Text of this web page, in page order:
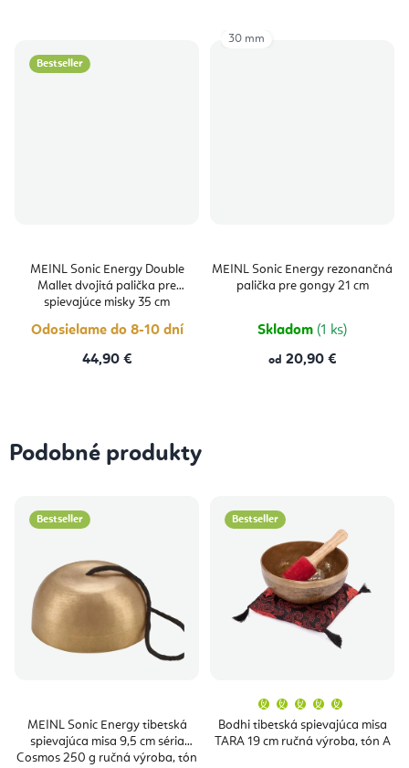
Bestseller
MEINL Sonic Energy Double
Mallet dvojitá palička pre
spievajúce misky 35 cm
Odosielame do 8-10 dní
44,90 €
MEINL Sonic Energy rezonančná
palička pre gongy 21 cm
Skladom (1 ks)
od 20,90 €
30 mm
Podobné produkty
Bestseller
MEINL Sonic Energy tibetská
spievajúca misa 9,5 cm séria
Cosmos 250 g ručná výroba, tón
Bestseller
Bodhi tibetská spievajúca misa
TARA 19 cm ručná výroba, tón A
produktu
je
5,0